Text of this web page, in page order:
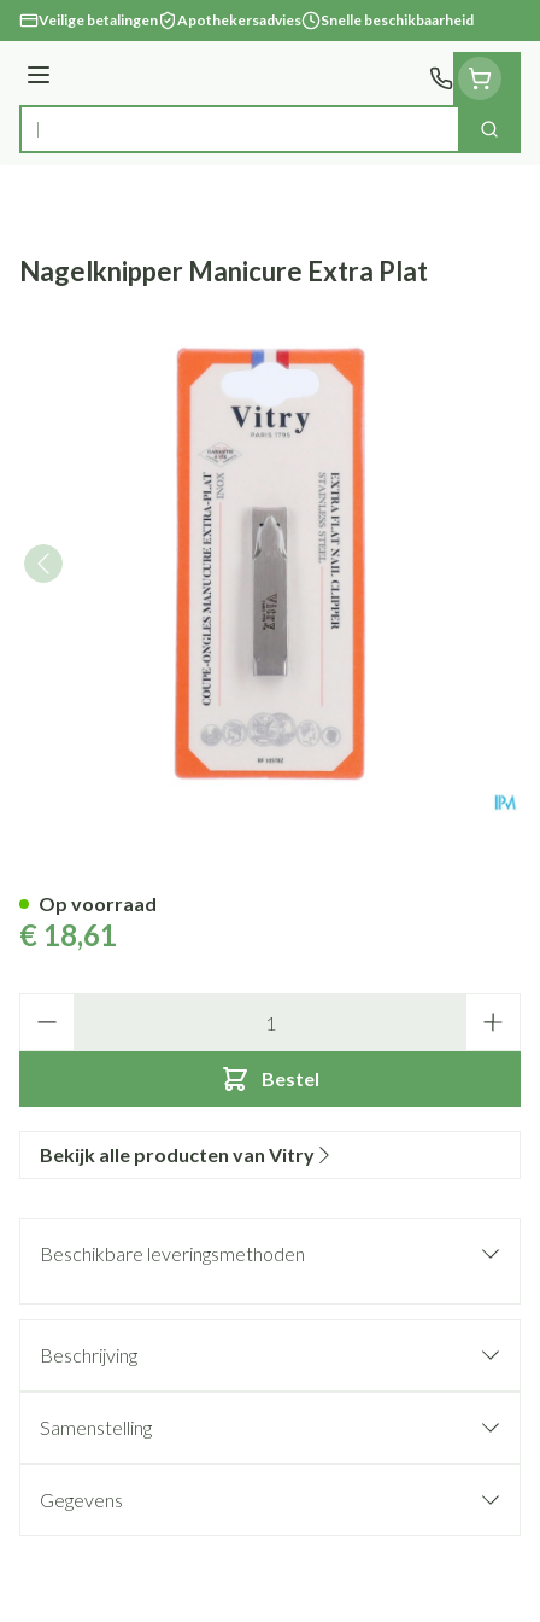
Ga naar de inhoud
Veilige betalingen Apothekersadvies Snelle beschikbaarheid
Menu
Product, merk, categorie... Zoek
Nagelknipper Manicure Extra Plat
€ 18,61
Bestel
Op voorraad
Bekijk alle producten van Vitry
Beschikbare leveringsmethoden
Beschrijving
Samenstelling
Gegevens